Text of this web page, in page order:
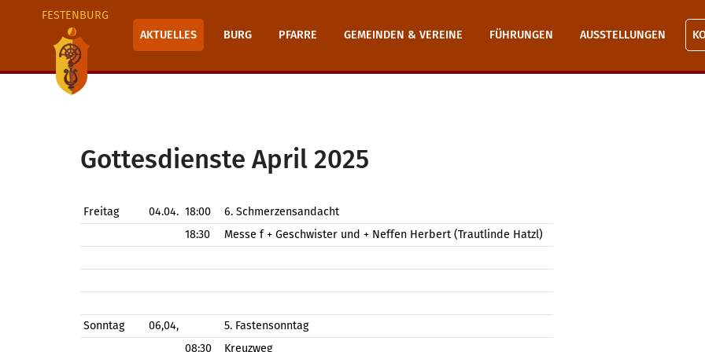
FESTENBURG
AKTUELLES
BURG PFARRE GEMEINDEN & VEREINE FÜHRUNGEN AUSSTELLUNGEN
Gottesdienste April 2025
Freitag 04.04. 18:00
6. Schmerzensandacht
18:30
Messe f + Geschwister und + Neffen Herbert (Trautlinde Hatzl)
Sonntag 06,04,
5. Fastensonntag
08:30
Kreuzweg